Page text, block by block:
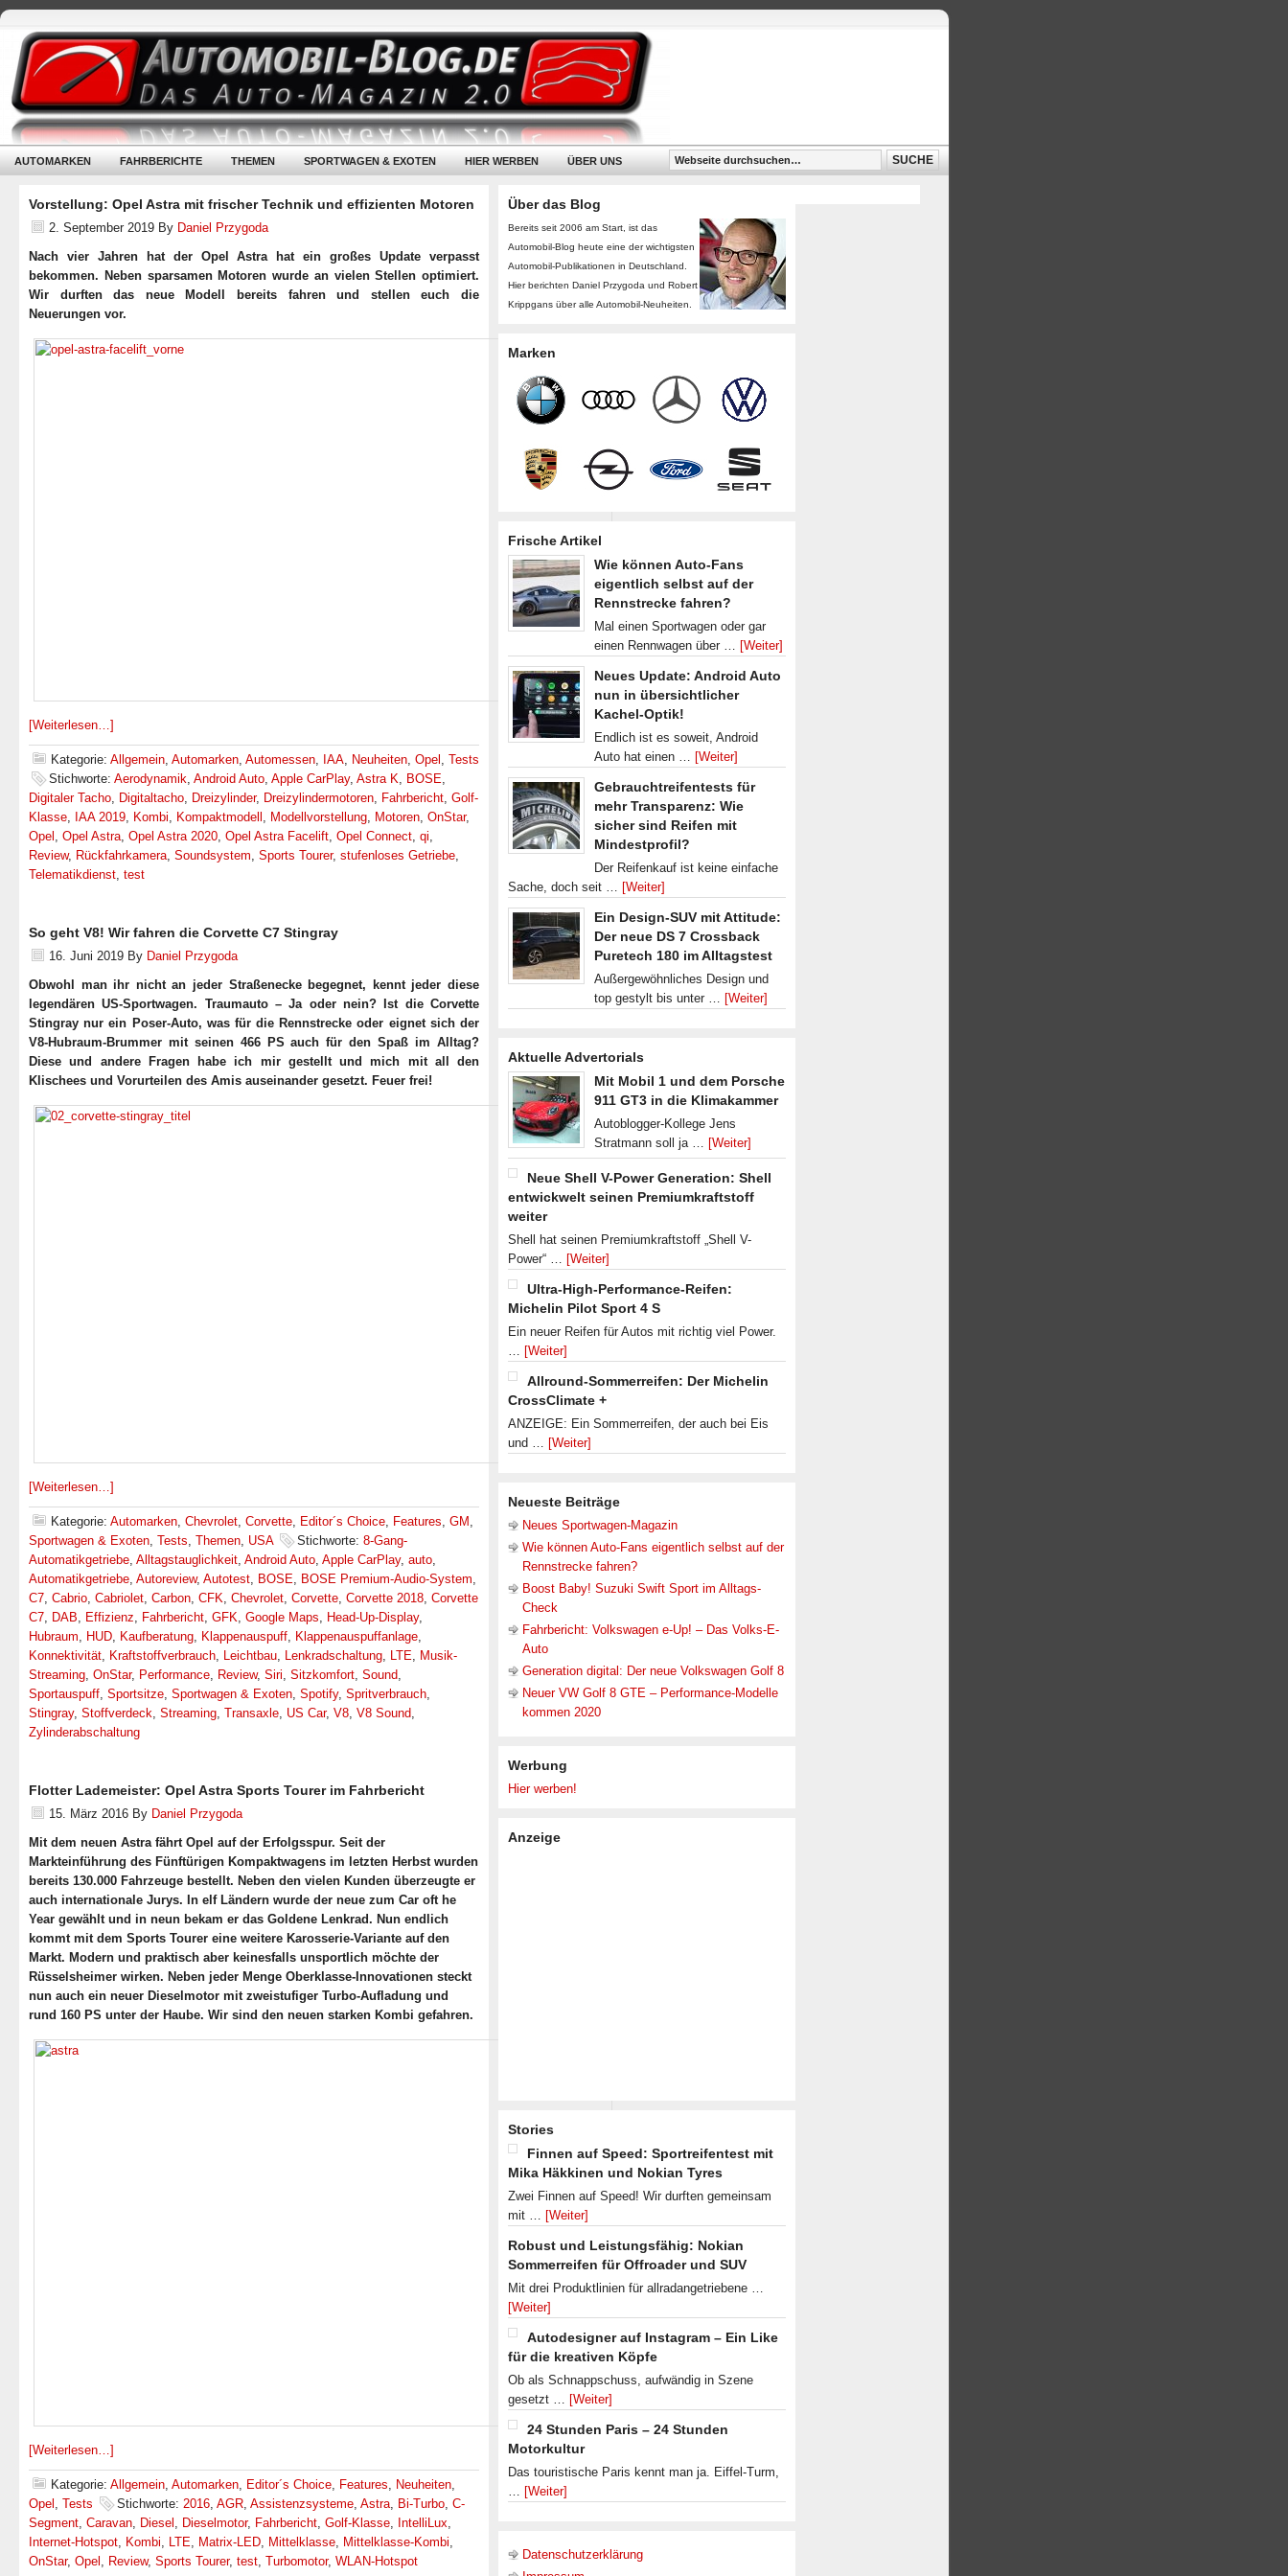
AUTOMARKEN FAHRBERICHTE THEMEN SPORTWAGEN & EXOTEN HIER WERBEN ÜBER UNS
Vorstellung: Opel Astra mit frischer Technik und effizienten Motoren
2. September 2019 By Daniel Przygoda
Nach vier Jahren hat der Opel Astra hat ein großes Update verpasst
bekommen. Neben sparsamen Motoren wurde an vielen Stellen optimiert.
Wir durften das neue Modell bereits fahren und stellen euch die
Neuerungen vor.
[Weiterlesen…]
Kategorie: Allgemein, Automarken, Automessen, IAA, Neuheiten, Opel , Tests
Stichworte: Aerodynamik, Android Auto, Apple CarPlay, Astra K, BOSE,
Digitaler Tacho, Digitaltacho, Dreizylinder, Dreizylindermotoren, Fahrbericht, Golf-
Klasse, IAA 2019, Kombi, Kompaktmodell , Modellvorstellung, Motoren, OnStar,
Opel , Opel Astra, Opel Astra 2020, Opel Astra Facelift, Opel Connect, qi,
Review, Rückfahrkamera, Soundsystem, Sports Tourer, stufenloses Getriebe,
Telematikdienst, test
So geht V8! Wir fahren die Corvette C7 Stingray
16. Juni 2019 By Daniel Przygoda
Obwohl man ihr nicht an jeder Straßenecke begegnet, kennt jeder diese
legendären US-Sportwagen. Traumauto – Ja oder nein? Ist die Corvette
Stingray nur ein Poser-Auto, was für die Rennstrecke oder eignet sich der
V8-Hubraum-Brummer mit seinen 466 PS auch für den Spaß im Alltag?
Diese und andere Fragen habe ich mir gestellt und mich mit all den
Klischees und Vorurteilen des Amis auseinander gesetzt. Feuer frei!
[Weiterlesen…]
Kategorie: Automarken, Chevrolet, Corvette, Editor´s Choice, Features, GM ,
Sportwagen & Exoten, Tests, Themen, USA Stichworte: 8-Gang-
Automatikgetriebe, Alltagstauglichkeit, Android Auto, Apple CarPlay, auto,
Automatikgetriebe, Autoreview, Autotest, BOSE, BOSE Premium-Audio-System,
C7, Cabrio, Cabriolet, Carbon, CFK, Chevrolet, Corvette, Corvette 2018, Corvette
C7, DAB, Effizienz, Fahrbericht, GFK, Google Maps, Head-Up-Display,
Hubraum, HUD, Kaufberatung, Klappenauspuff, Klappenauspuffanlage,
Konnektivität, Kraftstoffverbrauch, Leichtbau, Lenkradschaltung, LTE, Musik-
Streaming, OnStar, Performance, Review, Siri, Sitzkomfort, Sound,
Sportauspuff, Sportsitze, Sportwagen & Exoten, Spotify, Spritverbrauch,
Stingray, Stoffverdeck, Streaming, Transaxle, US Car, V8, V8 Sound,
Zylinderabschaltung
Flotter Lademeister: Opel Astra Sports Tourer im Fahrbericht
15. März 2016 By Daniel Przygoda
Mit dem neuen Astra fährt Opel auf der Erfolgsspur. Seit der
Markteinführung des Fünftürigen Kompaktwagens im letzten Herbst wurden
bereits 130.000 Fahrzeuge bestellt. Neben den vielen Kunden überzeugte er
auch internationale Jurys. In elf Ländern wurde der neue zum Car oft he
Year gewählt und in neun bekam er das Goldene Lenkrad. Nun endlich
kommt mit dem Sports Tourer eine weitere Karosserie-Variante auf den
Markt. Modern und praktisch aber keinesfalls unsportlich möchte der
Rüsselsheimer wirken. Neben jeder Menge Oberklasse-Innovationen steckt
nun auch ein neuer Dieselmotor mit zweistufiger Turbo-Aufladung und
rund 160 PS unter der Haube. Wir sind den neuen starken Kombi gefahren.
[Weiterlesen…]
Kategorie: Allgemein, Automarken, Editor´s Choice, Features, Neuheiten,
Opel , Tests Stichworte: 2016, AGR, Assistenzsysteme, Astra, Bi-Turbo, C-
Segment, Caravan, Diesel , Dieselmotor, Fahrbericht, Golf-Klasse, IntelliLux,
Internet-Hotspot, Kombi, LTE, Matrix-LED, Mittelklasse, Mittelklasse-Kombi,
OnStar, Opel , Review, Sports Tourer, test, Turbomotor, WLAN-Hotspot
Über das Blog
Bereits seit 2006 am Start, ist das
Automobil-Blog heute eine der wichtigsten
Automobil-Publikationen in Deutschland.
Hier berichten Daniel Przygoda und Robert
Krippgans über alle Automobil-Neuheiten.
Marken
Frische Artikel
Wie können Auto-Fans
eigentlich selbst auf der
Rennstrecke fahren?
Mal einen Sportwagen oder gar
einen Rennwagen über … [Weiter]
Neues Update: Android Auto
nun in übersichtlicher
Kachel-Optik!
Endlich ist es soweit, Android
Auto hat einen … [Weiter]
Gebrauchtreifentests für
mehr Transparenz: Wie
sicher sind Reifen mit
Mindestprofil?
Der Reifenkauf ist keine einfache
Sache, doch seit … [Weiter]
Ein Design-SUV mit Attitude:
Der neue DS 7 Crossback
Puretech 180 im Alltagstest
Außergewöhnliches Design und
top gestylt bis unter … [Weiter]
Aktuelle Advertorials
Mit Mobil 1 und dem Porsche
911 GT3 in die Klimakammer
Autoblogger-Kollege Jens
Stratmann soll ja … [Weiter]
Neue Shell V-Power Generation: Shell
entwickwelt seinen Premiumkraftstoff
weiter
Shell hat seinen Premiumkraftstoff „Shell V-
Power“ … [Weiter]
Ultra-High-Performance-Reifen:
Michelin Pilot Sport 4 S
Ein neuer Reifen für Autos mit richtig viel Power.
… [Weiter]
Allround-Sommerreifen: Der Michelin
CrossClimate +
ANZEIGE: Ein Sommerreifen, der auch bei Eis
und … [Weiter]
Neueste Beiträge
Neues Sportwagen-Magazin
Wie können Auto-Fans eigentlich selbst auf der
Rennstrecke fahren?
Boost Baby! Suzuki Swift Sport im Alltags-
Check
Fahrbericht: Volkswagen e-Up! – Das Volks-E-
Auto
Generation digital: Der neue Volkswagen Golf 8
Neuer VW Golf 8 GTE – Performance-Modelle
kommen 2020
Werbung
Hier werben!
Anzeige
Stories
Finnen auf Speed: Sportreifentest mit
Mika Häkkinen und Nokian Tyres
Zwei Finnen auf Speed! Wir durften gemeinsam
mit … [Weiter]
Robust und Leistungsfähig: Nokian
Sommerreifen für Offroader und SUV
Mit drei Produktlinien für allradangetriebene …
[Weiter]
Autodesigner auf Instagram – Ein Like
für die kreativen Köpfe
Ob als Schnappschuss, aufwändig in Szene
gesetzt … [Weiter]
24 Stunden Paris – 24 Stunden
Motorkultur
Das touristische Paris kennt man ja. Eiffel-Turm,
… [Weiter]
Datenschutzerklärung